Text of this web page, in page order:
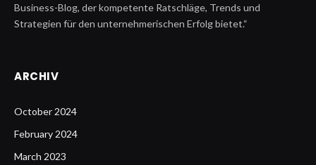
Business-Blog, der kompetente Ratschläge, Trends und
Strategien für den unternehmerischen Erfolg bietet.“
ARCHIV
October 2024
February 2024
March 2023